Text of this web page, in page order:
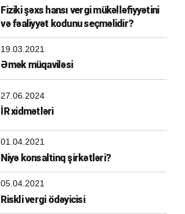
Fiziki şəxs hansı vergi mükəlləfiyyətini
və fəaliyyət kodunu seçməlidir?
19.03.2021
Əmək müqaviləsi
27.06.2024
İR xidmətləri
01.04.2021
Niyə konsaltinq şirkətləri?
05.04.2021
Riskli vergi ödəyicisi